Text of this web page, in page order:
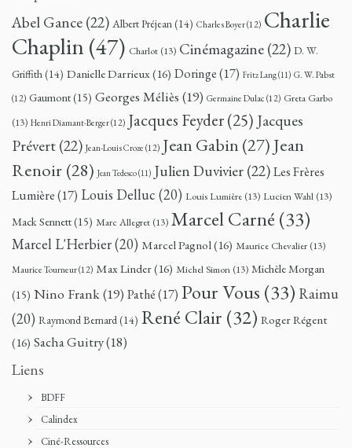
Abel Gance(22) Albert Préjean(14) Charles Boyer(12) Charlie
Chaplin(47) Charlot (13) Cinémagazine(22) D. W.
Griffith(14) Danielle Darrieux(16) Doringe(17) Fritz Lang(11) G. W. Pabst
(12) Gaumont(15) Georges Méliès (19) Germaine Dulac (12) Greta Garbo
(13) Henri Diamant-Berger(12) Jacques Feyder(25) Jacques
Prévert(22) Jean-Louis Croze (12) Jean Gabin (27) Jean
Renoir (28) Jean Tedesco(11) Julien Duvivier(22)Les Frères
Lumière(17) Louis Delluc (20) Louis Lumière (13) Lucien Wahl (13)
Mack Sennett(15) Marc Allegret (13) Marcel Carné (33)
Marcel L'Herbier(20) Marcel Pagnol(16) Maurice Chevalier (13)
Maurice Tourneur(12) Max Linder(16) Michel Simon (13) Michèle Morgan
(15) Nino Frank(19) Pathé(17) Pour Vous (33) Raimu
(20) Raymond Bernard(14) René Clair (32) Roger Régent
(16) Sacha Guitry(18)
Liens
BDFF
Calindex
Ciné-Ressources